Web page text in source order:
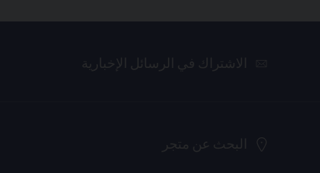
الاشتراك في الرسائل الإخبارية
البحث عن متجر